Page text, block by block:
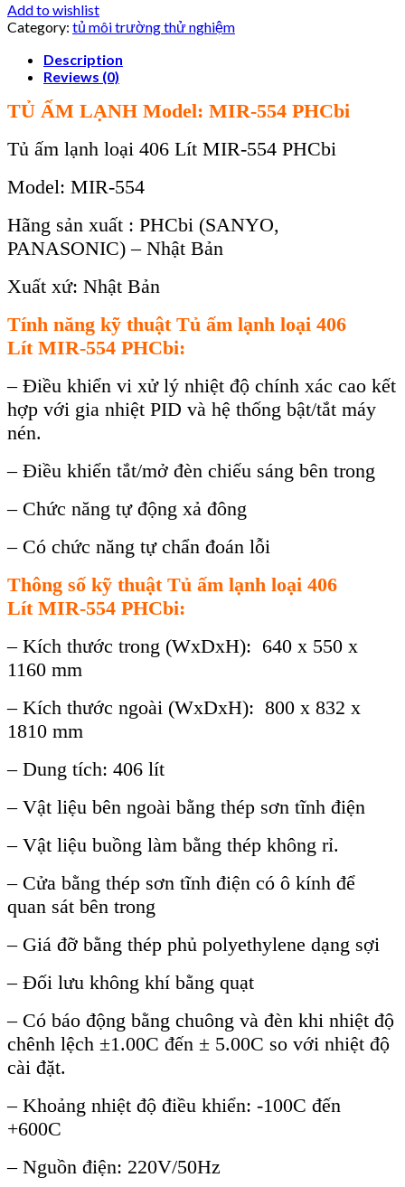
Add to wishlist
Category: tủ môi trường thử nghiệm
Description
Reviews (0)
TỦ ẤM LẠNH Model: MIR-554 PHCbi
Tủ ấm lạnh loại 406 Lít MIR-554 PHCbi
Model: MIR-554
Hãng sản xuất : PHCbi (SANYO,
PANASONIC) – Nhật Bản
Xuất xứ: Nhật Bản
Tính năng kỹ thuậtTủ ấm lạnh loại 406
Lít MIR-554 PHCbi:
– Điều khiển vi xử lý nhiệt độ chính xác cao kết
hợp với gia nhiệt PID và hệ thống bật/tắt máy
nén.
– Điều khiển tắt/mở đèn chiếu sáng bên trong
– Chức năng tự động xả đông
– Có chức năng tự chẩn đoán lỗi
Thông số kỹ thuậtTủ ấm lạnh loại 406
Lít MIR-554 PHCbi:
– Kích thước trong (WxDxH): 640 x 550 x
1160 mm
– Kích thước ngoài (WxDxH): 800 x 832 x
1810 mm
– Dung tích: 406 lít
– Vật liệu bên ngoài bằng thép sơn tĩnh điện
– Vật liệu buồng làm bằng thép không rỉ.
– Cửa bằng thép sơn tĩnh điện có ô kính để
quan sát bên trong
– Giá đỡ bằng thép phủ polyethylene dạng sợi
– Đối lưu không khí bằng quạt
– Có báo động bằng chuông và đèn khi nhiệt độ
chênh lệch ±1.00C đến ± 5.00C so với nhiệt độ
cài đặt.
– Khoảng nhiệt độ điều khiển: -100C đến
+600C
– Nguồn điện: 220V/50Hz